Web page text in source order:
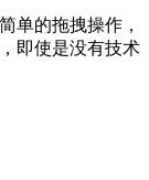
单的拖拽操作，
即使是没有技术